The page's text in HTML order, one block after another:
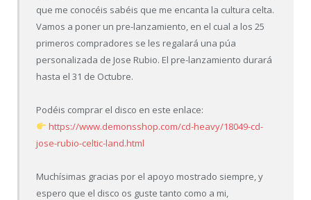
que me conocéis sabéis que me encanta la cultura celta.
Vamos a poner un pre-lanzamiento, en el cual a los 25
primeros compradores se les regalará una púa
personalizada de Jose Rubio. El pre-lanzamiento durará
hasta el 31 de Octubre.
Podéis comprar el disco en este enlace:
https://www.demonsshop.com/cd-heavy/18049-cd-
jose-rubio-celtic-land.html
Muchísimas gracias por el apoyo mostrado siempre, y
espero que el disco os guste tanto como a mi,